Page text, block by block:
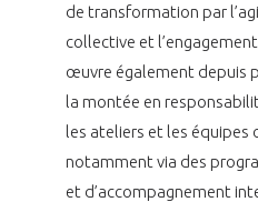
de transformation par
collective et
œuvre également depuis
la montée en
les ateliers et les équipes
notamment via des
et d’accompagnement